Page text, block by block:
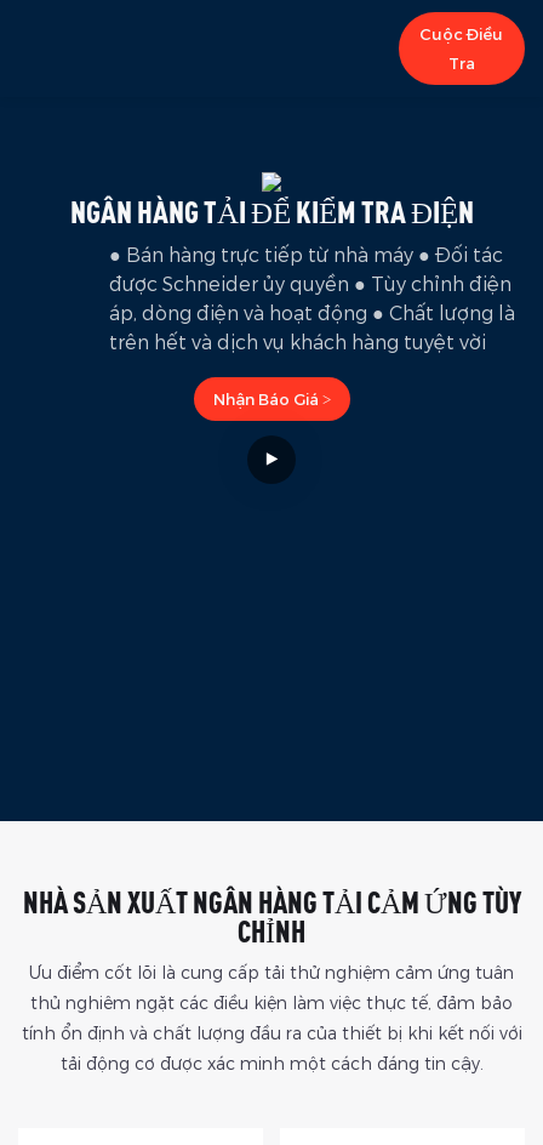
Cuộc Điều
Tra
NGÂN HÀNG TẢI ĐỂ KIỂM TRA ĐIỆN
● Bán hàng trực tiếp từ nhà máy ● Đối tác
được Schneider ủy quyền ● Tùy chỉnh điện
áp, dòng điện và hoạt động ● Chất lượng là
trên hết và dịch vụ khách hàng tuyệt vời
Nhận Báo Giá >
NHÀ SẢN XUẤTNGÂN HÀNG TẢI CẢM ỨNG TÙY
CHỈNH
Ưu điểm cốt lõi là cung cấp tải thử nghiệm cảm ứng tuân
thủ nghiêm ngặt các điều kiện làm việc thực tế, đảm bảo
tính ổn định và chất lượng đầu ra của thiết bị khi kết nối với
tải động cơ được xác minh một cách đáng tin cậy.